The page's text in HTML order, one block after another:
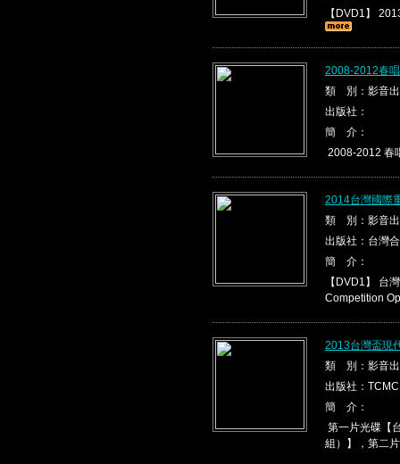
【DVD1】
2008-2012春
類 別：影音
出版社：
簡 介：
2008-2012 春
2014台灣國際
類 別：影音
出版社：台灣
簡 介：
【DVD1】 台
Competition
2013台灣盃現
類 別：影音
出版社：TCMC
簡 介：
第一片光碟【
組）】，第二